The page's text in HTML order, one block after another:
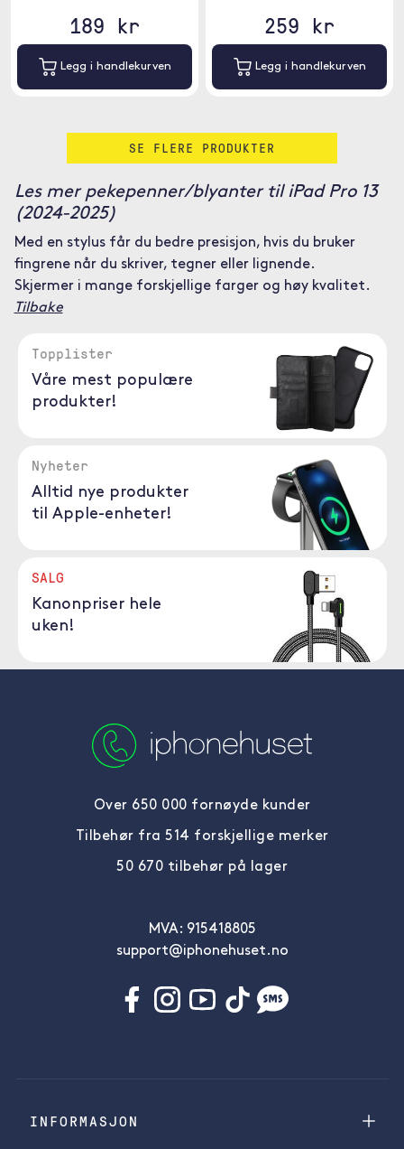
189 kr
Legg i handlekurven
259 kr
Legg i handlekurven
SE FLERE PRODUKTER
Les mer pekepenner/blyanter til iPad Pro 13
(2024-2025)
Med en stylus får du bedre presisjon, hvis du bruker
fingrene når du skriver, tegner eller lignende.
Skjermer i mange forskjellige farger og høy kvalitet.
Tilbake
Topplister
Våre mest populære
produkter!
Nyheter
Alltid nye produkter
til Apple-enheter!
SALG
Kanonpriser hele
uken!
Over 650 000 fornøyde kunder
Tilbehør fra 514 forskjellige merker
50 670 tilbehør på lager
MVA: 915418805
support@iphonehuset.no
INFORMASJON